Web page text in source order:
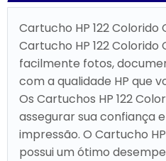
Cartucho HP 122 Colorido
Cartucho HP 122
facilmente fotos,
com a qualidade HP que
Os Cartuchos HP 122
assegurar sua confiança
impressão. O Cartucho
possui um ótimo